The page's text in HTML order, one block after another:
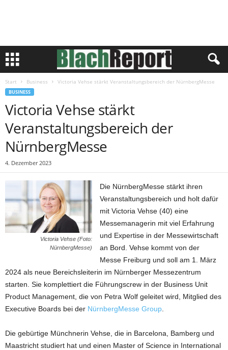
Start Business Victoria Vehse stärkt Veranstaltungsbereich der NürnbergMesse
BUSINESS
Victoria Vehse stärkt
Veranstaltungsbereich der
NürnbergMesse
4. Dezember 2023
Victoria Vehse (Foto:
NürnbergMesse)
Die NürnbergMesse stärkt ihren
Veranstaltungsbereich und holt dafür
mit Victoria Vehse (40) eine
Messemanagerin mit viel Erfahrung
und Expertise in der Messewirtschaft
an Bord. Vehse kommt von der
Messe Freiburg und soll am 1. März
2024 als neue Bereichsleiterin im Nürnberger Messezentrum
starten. Sie komplettiert die Führungscrew in der Business Unit
Product Management, die von Petra Wolf geleitet wird, Mitglied des
Executive Boards bei der NürnbergMesse Group
Die gebürtige Münchnerin Vehse, die in Barcelona, Bamberg und
Maastricht studiert hat und einen Master of Science in International